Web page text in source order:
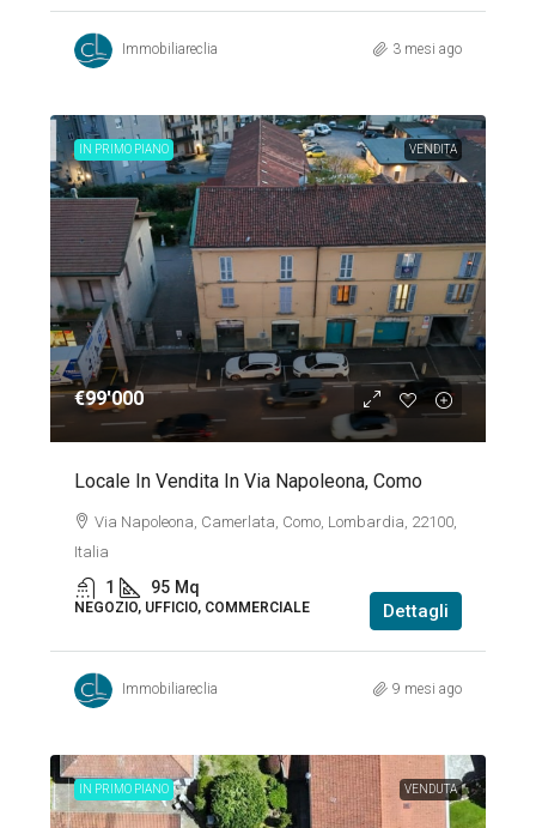
Immobiliareclia 3 mesi ago
IN PRIMO PIANO VENDITA
€99'000
Locale In Vendita In Via Napoleona, Como
Via Napoleona, Camerlata, Como, Lombardia, 22100,
Italia
1 95 Mq
NEGOZIO, UFFICIO, COMMERCIALE Dettagli
Immobiliareclia 9 mesi ago
IN PRIMO PIANO VENDUTA